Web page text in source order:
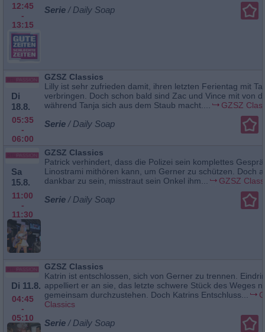
12:45
-
13:15
Serie / Daily Soap
Di
18.8.
05:35
-
06:00
GZSZ Classics
Lilly ist sehr zufrieden damit, ihren letzten Ferientag mit
verbringen. Doch schon bald sind Zac und Vince mit von
während Tanja sich aus dem Staub macht....
GZSZ
Serie / Daily Soap
Sa
15.8.
11:00
-
11:30
GZSZ Classics
Patrick verhindert, dass die Polizei sein komplettes
Linostrami mithören kann, um Gerner zu schützen. Doch
dankbar zu sein, misstraut sein Onkel ihm...
GZSZ
Serie / Daily Soap
Di 11.8.
04:45
-
05:10
GZSZ Classics
Katrin ist entschlossen, sich von Gerner zu trennen.
appelliert er an sie, das letzte schwere Stück des Weges
gemeinsam durchzustehen. Doch Katrins Entschluss...
Classics
Serie / Daily Soap